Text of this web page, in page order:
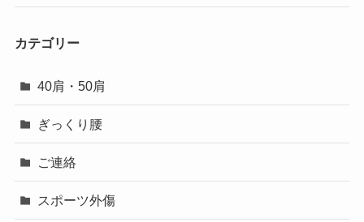
カテゴリー
40肩・50肩
ぎっくり腰
ご連絡
スポーツ外傷